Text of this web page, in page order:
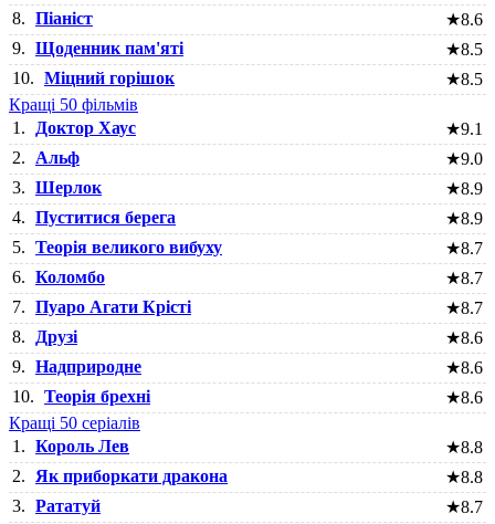
8. Піаніст ★8.6
9. Щоденник пам'яті ★8.5
10. Міцний горішок ★8.5
Кращі 50 фільмів
1.
Доктор Хаус ★9.1
2.
Альф ★9.0
3. Шерлок ★8.9
4. Пуститися берега ★8.9
5. Теорія великого вибуху ★8.7
6. Коломбо ★8.7
7. Пуаро Агати Крісті ★8.7
8.
Друзі ★8.6
9. Надприродне ★8.6
10. Теорія брехні ★8.6
Кращі 50 серіалів
1. Король Лев ★8.8
2.
Як приборкати дракона ★8.8
3. Рататуй ★8.7